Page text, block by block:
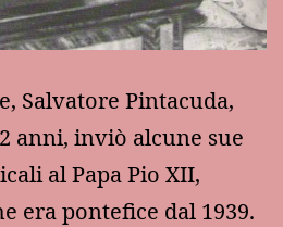
Salvatore Pintacuda,
anni, inviò alcune sue
al Papa Pio XII,
era pontefice dal 1939.